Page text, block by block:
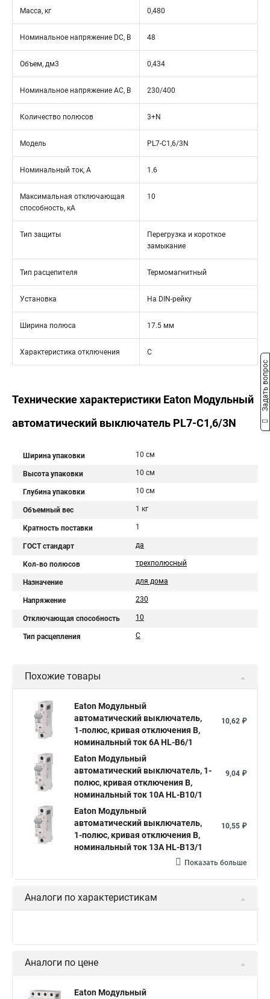
Масса, кг 0,480
Номинальное напряжение DC, В 48
Объем, дм3 0,434
Номинальное напряжение АС, В 230/400
Количество полюсов 3+N
Модель PL7-C1,6/3N
Номинальный ток, А 1.6
Максимальная отключающая
способность, кА
10
Тип защиты
Перегрузка и короткое
замыкание
Тип расцепителя Термомагнитный
Установка На DIN-рейку
Ширина полюса 17.5 мм
Характеристика отключения C
Технические характеристики Eaton Модульный
автоматический выключатель PL7-C1,6/3N
Ширина упаковки 10 см
Высота упаковки 10 см
Глубина упаковки 10 см
Объемный вес 1 кг
Кратность поставки 1
ГОСТ стандарт да
Кол-во полюсов трехполюсный
Назначение для дома
Напряжение 230
Отключающая способность 10
Тип расцепления C
Похожие товары
Eaton Модульный
автоматический выключатель,
1-полюс, кривая отключения B,
номинальный ток 6А HL-B6/1
10,62 ₽
Eaton Модульный
автоматический выключатель, 1-
полюс, кривая отключения B,
номинальный ток 10А HL-B10/1
9,04 ₽
Eaton Модульный
автоматический выключатель,
1-полюс, кривая отключения B,
номинальный ток 13А HL-B13/1
10,55 ₽
Показать больше
Аналоги по характеристикам
Аналоги по цене
Eaton Модульный
Задать вопрос